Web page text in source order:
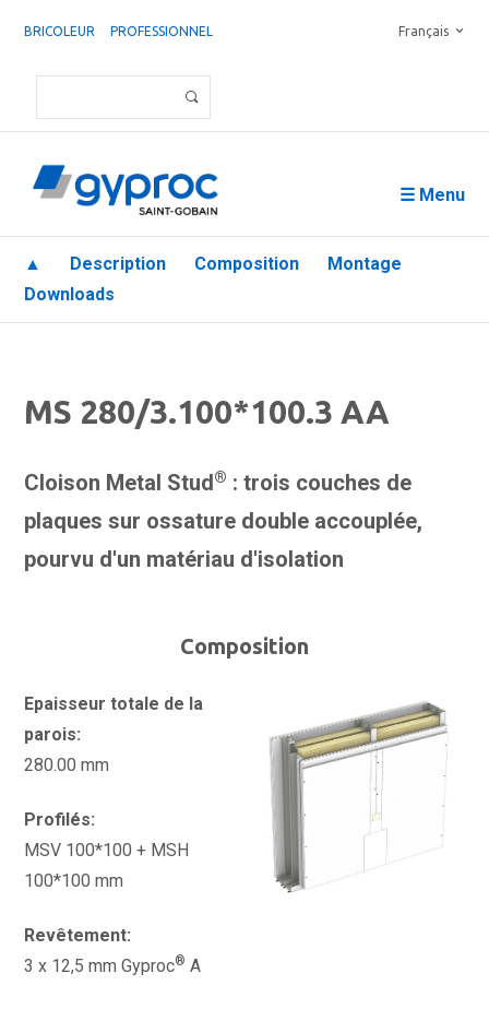
BRICOLEUR PROFESSIONNEL Français
☰ Menu
▲ Description Composition
Montage
Downloads
MS 280/3.100*100.3 AA
Cloison Metal Stud® : trois couches de
plaques sur ossature double accouplée,
pourvu d'un matériau d'isolation
Composition
Epaisseur totale de la
parois:
280.00 mm
Profilés:
MSV 100*100 + MSH
100*100 mm
Revêtement:
3 x 12,5 mm Gyproc® A